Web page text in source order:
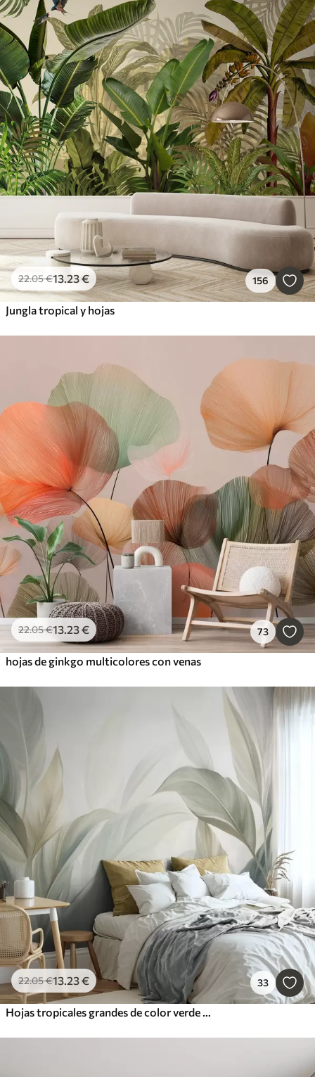
22.05€13.23€ 156
Jungla tropical y hojas
22.05€13.23€ 73
hojas de ginkgo multicolores con venas
22.05€13.23€ 33
Hojas tropicales grandes de color verde pálido con tonos suaves y pasteles, obra de arte con textura